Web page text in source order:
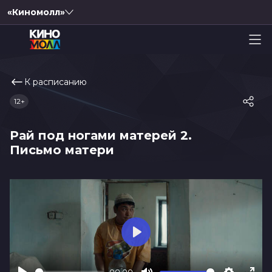
«Киномолл»
К расписанию
Рай под ногами матерей 2.
Письмо матери
12+
Play